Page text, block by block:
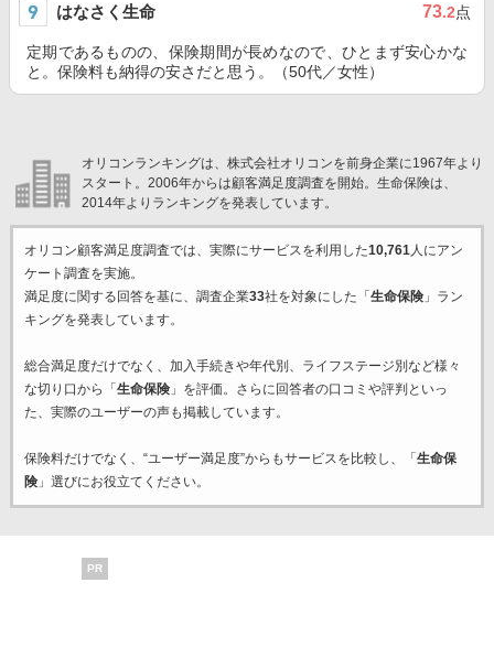
はなさく生命 73.2点
定期であるものの、保険期間が長めなので、ひとまず安心かな
と。保険料も納得の安さだと思う。（50代／女性）
オリコンランキングは、株式会社オリコンを前身企業に1967年より
スタート。2006年からは顧客満足度調査を開始。生命保険は、
2014年よりランキングを発表しています。
オリコン顧客満足度調査では、実際にサービスを利用した10,761人にアン
ケート調査を実施。
満足度に関する回答を基に、調査企業33社を対象にした「 生命保険」ラン
キングを発表しています。
総合満足度だけでなく、加入手続きや年代別、ライフステージ別など様々
な切り口から「 生命保険」を評価。さらに回答者の口コミや評判といっ
た、実際のユーザーの声も掲載しています。
保険料だけでなく、“ユーザー満足度”からもサービスを比較し、「 生命保
険」選びにお役立てください。
PR